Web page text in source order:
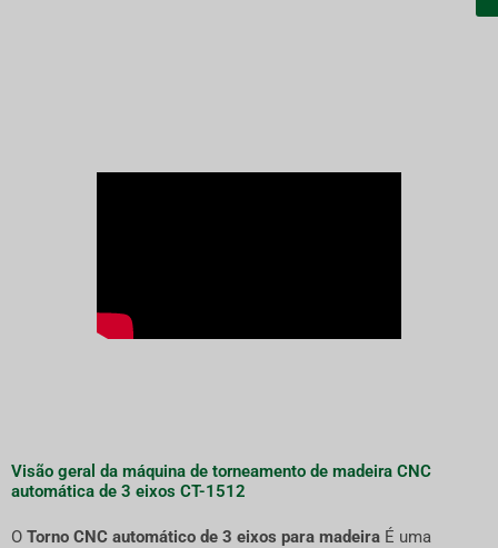
Visão geral da máquina de torneamento de madeira CNC
automática de 3 eixos CT-1512
O Torno CNC automático de 3 eixos para madeira É uma